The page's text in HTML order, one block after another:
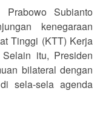
Subianto
kenegaraan
Tinggi (KTT) Kerja
itu, Presiden
bilateral dengan
sela-sela agenda